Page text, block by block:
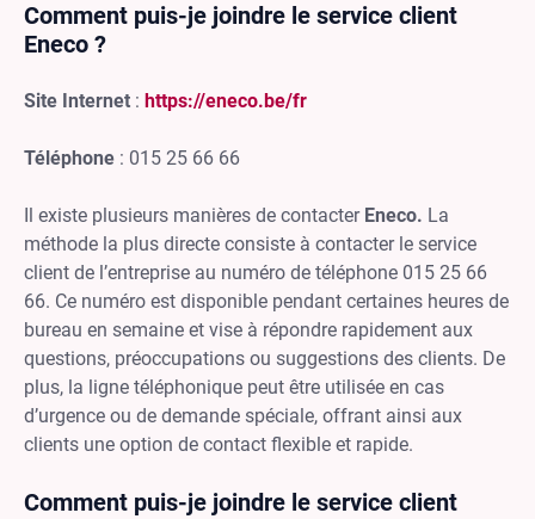
Comment puis-je joindre le service client
Eneco ?
Site Internet : https://eneco.be/fr
Téléphone : 015 25 66 66
Il existe plusieurs manières de contacter Eneco. La
méthode la plus directe consiste à contacter le service
client de l’entreprise au numéro de téléphone 015 25 66
66. Ce numéro est disponible pendant certaines heures de
bureau en semaine et vise à répondre rapidement aux
questions, préoccupations ou suggestions des clients. De
plus, la ligne téléphonique peut être utilisée en cas
d’urgence ou de demande spéciale, offrant ainsi aux
clients une option de contact flexible et rapide.
Comment puis-je joindre le service client